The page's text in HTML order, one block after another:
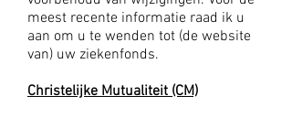
meest recente informatie raad ik u
aan om u te wenden tot (de website
van) uw ziekenfonds.
Christelijke Mutualiteit (CM)